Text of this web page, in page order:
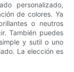
personalizado,
de colores. Ya
o neutros
También puedes
y sutil o uno
La elección es